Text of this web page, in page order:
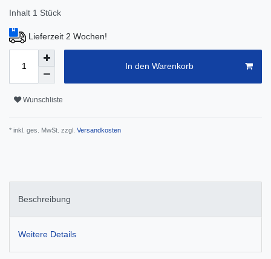
Inhalt 1 Stück
Lieferzeit 2 Wochen!
In den Warenkorb
Wunschliste
* inkl. ges. MwSt. zzgl. Versandkosten
Beschreibung
Weitere Details